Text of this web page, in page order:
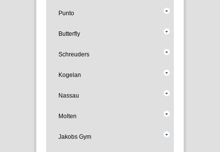
Punto
Butterfly
Schreuders
Kogelan
Nassau
Molten
Jakobs Gym